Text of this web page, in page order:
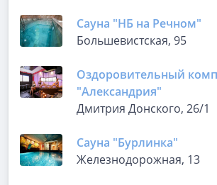
Сауна "НБ на Речном"
Большевистская, 95
Оздоровительный
"Александрия"
Дмитрия Донского, 26/1
Сауна "Бурлинка"
Железнодорожная, 13